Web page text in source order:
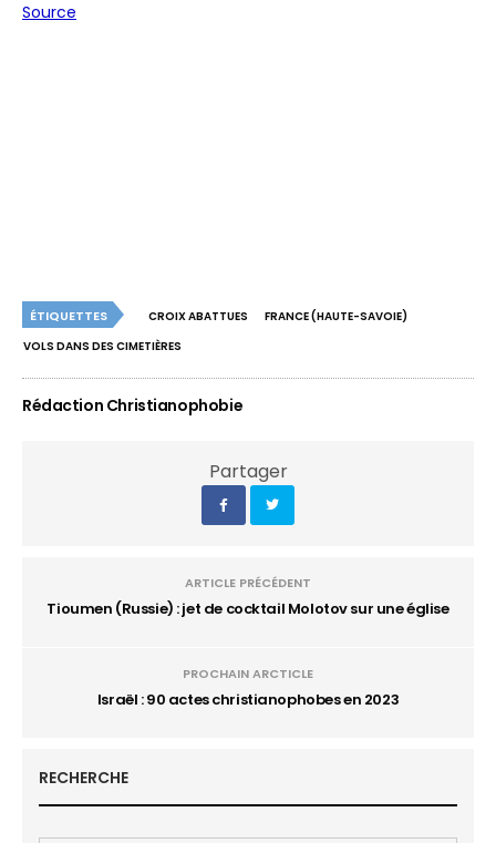
Source
ÉTIQUETTES CROIX ABATTUES
FRANCE (HAUTE-SAVOIE)
VOLS DANS DES CIMETIÈRES
Rédaction Christianophobie
Partager
ARTICLE PRÉCÉDENT
Tioumen (Russie) : jet de cocktail Molotov sur une église
PROCHAIN ARCTICLE
Israël : 90 actes christianophobes en 2023
RECHERCHE